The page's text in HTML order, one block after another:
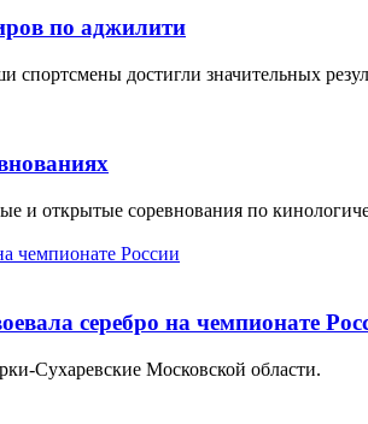
по аджилити
достигли значительных
открытые соревнования по
серебро на чемпионате
Сухаревские Московской области.